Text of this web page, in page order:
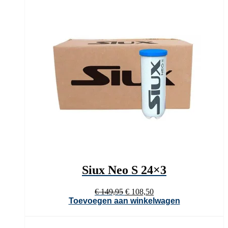
Siux Neo S 24×3
€149,95 Oorspronkelijke
prijs
€ 108,50Huidige
prijs
Toevoegen aan winkelwagen